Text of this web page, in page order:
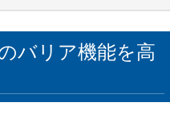
バリア機能を高